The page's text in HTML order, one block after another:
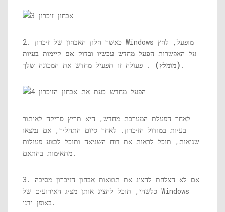
2. כאשר חלון האבחון של זיכרון Windows מופעל, לחץ
על האפשרות הפעל מחדש עכשיו ובדוק אם קיימות בעיות
(מומלץ) . פעולה זו תפעיל מחדש את המכונה שלך.
לאחר הפעלת המערכת מחדש, היא תריץ סריקה לאיתור
בעיות במודול הזיכרון. לאחר סיום התהליך, אם נמצאו
שגיאות, תוכל לראות את דוח השגיאה ותוכל לבצע פעולות
מתאימות בהתאם.
3. אם לא הצלחת להציג את תוצאות אבחון הזיכרון מסיבה
כלשהי, תוכל להציג אותן מציג האירועים של Windows
באופן ידני.